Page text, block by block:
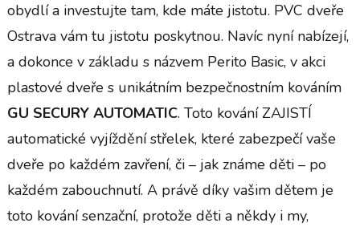
obydlí a investujte tam, kde máte jistotu. PVC dveře
Ostravavám tu jistotu poskytnou. Navíc nyní nabízejí,
a dokonce v základu s názvem Perito Basic, v akci
plastové dveře s unikátním bezpečnostním kováním
GU SECURY AUTOMATIC. Toto kování ZAJISTÍ
automatické vyjíždění střelek, které zabezpečí vaše
dveře po každém zavření, či – jak známe děti – po
každém zabouchnutí. A právě díky vašim dětem je
toto kování senzační, protože děti a někdy i my,